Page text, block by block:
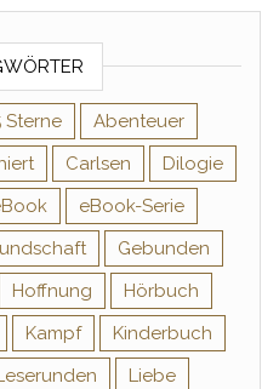
Sterne
Abenteuer
Carlsen
Dilogie
eBook-Serie
Gebunden
Hoffnung
Hörbuch
Kampf
Kinderbuch
Liebe